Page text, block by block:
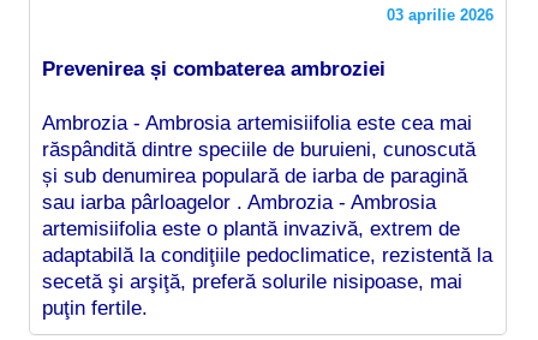
03 aprilie 2026
Prevenirea și combaterea ambroziei
Ambrozia - Ambrosia artemisiifolia este cea mai
răspândită dintre speciile de buruieni, cunoscută
și sub denumirea populară de iarba de paragină
sau iarba pârloagelor . Ambrozia - Ambrosia
artemisiifolia este o plantă invazivă, extrem de
adaptabilă la condiţiile pedoclimatice, rezistentă la
secetă şi arşiţă, preferă solurile nisipoase, mai
puţin fertile.